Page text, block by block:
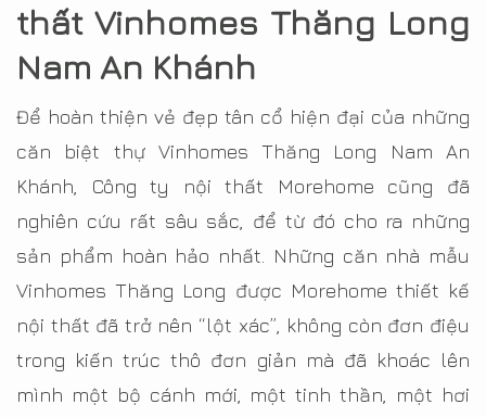
thất Vinhomes Thăng Long
Nam An Khánh
Để hoàn thiện vẻ đẹp tân cổ hiện đại của những
căn biệt thự Vinhomes Thăng Long Nam An
Khánh, Công ty nội thất Morehome cũng đã
nghiên cứu rất sâu sắc, để từ đó cho ra những
sản phẩm hoàn hảo nhất. Những căn nhà mẫu
Vinhomes Thăng Long được Morehome thiết kế
nội thất đã trở nên “lột xác”, không còn đơn điệu
trong kiến trúc thô đơn giản mà đã khoác lên
mình một bộ cánh mới, một tinh thần, một hơi